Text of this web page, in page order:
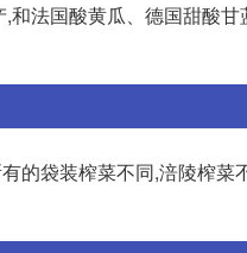
法国酸黄瓜、德国甜酸
的袋装榨菜不同,涪陵榨菜